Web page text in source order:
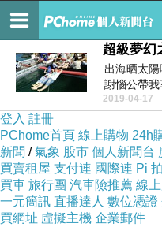
屬於我的秘密基地
超級夢幻
出海晒太
謝惱公帶
的...
2019-04-17
登入 註冊
PChome首頁 線上購物 24h
新聞 /氣象 股市 個人新聞台
買賣租屋 支付連 國際連 Pi
買車 旅行團 汽車險推薦 線
一元簡訊 直播達人 數位憑證
買網址 虛擬主機 企業郵件